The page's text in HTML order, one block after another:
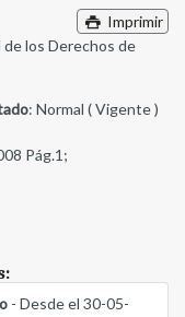
Imprimir
los Derechos de
: Normal ( Vigente )
Pág.1;
- Desde el 30-05-